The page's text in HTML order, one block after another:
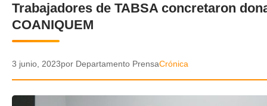
DEPORTES
POLICIAL
✕
Trabajadores de TABSA concretaron
COANIQUEM
3 junio, 2023por Departamento PrensaCrónica